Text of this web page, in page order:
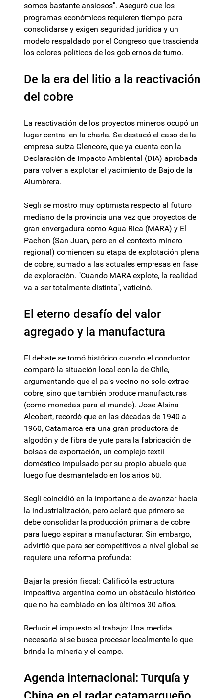
somos bastante ansiosos". Aseguró que los
programas económicos requieren tiempo para
consolidarse y exigen seguridad jurídica y un
modelo respaldado por el Congreso que trascienda
los colores políticos de los gobiernos de turno.
De la era del litio a la reactivación
del cobre
La reactivación de los proyectos mineros ocupó un
lugar central en la charla. Se destacó el caso de la
empresa suiza Glencore, que ya cuenta con la
Declaración de Impacto Ambiental (DIA) aprobada
para volver a explotar el yacimiento de Bajo de la
Alumbrera.
Segli se mostró muy optimista respecto al futuro
mediano de la provincia una vez que proyectos de
gran envergadura como Agua Rica (MARA) y El
Pachón (San Juan, pero en el contexto minero
regional) comiencen su etapa de explotación plena
de cobre, sumado a las actuales empresas en fase
de exploración. "Cuando MARA explote, la realidad
va a ser totalmente distinta", vaticinó.
El eterno desafío del valor
agregado y la manufactura
El debate se tornó histórico cuando el conductor
comparó la situación local con la de Chile,
argumentando que el país vecino no solo extrae
cobre, sino que también produce manufacturas
(como monedas para el mundo). Jose Alsina
Alcobert, recordó que en las décadas de 1940 a
1960, Catamarca era una gran productora de
algodón y de fibra de yute para la fabricación de
bolsas de exportación, un complejo textil
doméstico impulsado por su propio abuelo que
luego fue desmantelado en los años 60.
Segli coincidió en la importancia de avanzar hacia
la industrialización, pero aclaró que primero se
debe consolidar la producción primaria de cobre
para luego aspirar a manufacturar. Sin embargo,
advirtió que para ser competitivos a nivel global se
requiere una reforma profunda:
Bajar la presión fiscal: Calificó la estructura
impositiva argentina como un obstáculo histórico
que no ha cambiado en los últimos 30 años.
Reducir el impuesto al trabajo: Una medida
necesaria si se busca procesar localmente lo que
brinda la minería y el campo.
Agenda internacional: Turquía y